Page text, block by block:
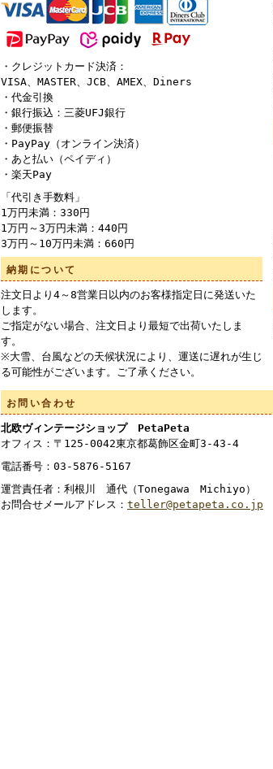
・クレジットカード決済：
VISA、MASTER、JCB、AMEX、Diners
・代金引換
・銀行振込：三菱UFJ銀行
・郵便振替
・PayPay（オンライン決済）
・あと払い（ペイディ）
・楽天Pay
「代引き手数料」
1万円未満：330円
1万円～3万円未満：440円
3万円～10万円未満：660円
納期について
注文日より4～8営業日以内のお客様指定日に発送いた
します。
ご指定がない場合、注文日より最短で出荷いたしま
す。
※大雪、台風などの天候状況により、運送に遅れが生じ
る可能性がございます。ご了承ください。
お問い合わせ
北欧ヴィンテージショップ PetaPeta
オフィス：〒125-0042東京都葛飾区金町3-43-4
電話番号：03-5876-5167
運営責任者：利根川 通代（Tonegawa Michiyo）
お問合せメールアドレス： teller@petapeta.co.jp